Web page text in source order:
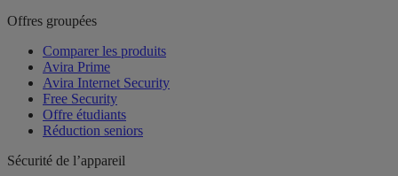
Offres groupées
Comparer les produits
Avira Prime
Avira Internet Security
Free Security
Offre étudiants
Réduction seniors
Sécurité de l’appareil